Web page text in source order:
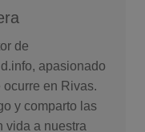
de
apasionado
ocurre en Rivas.
y comparto las
vida a nuestra